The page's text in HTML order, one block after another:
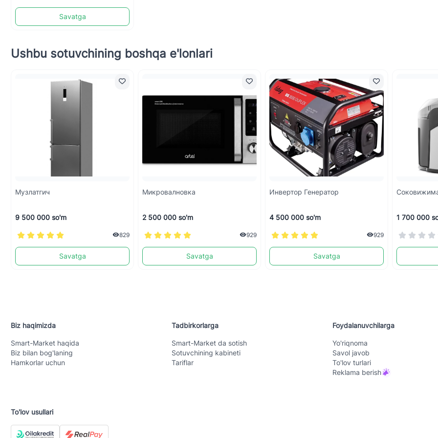
Savatga
Ushbu sotuvchining boshqa e'lonlari
Mузлатгич
9 500 000 so'm
829
Savatga
Микровалновка
2 500 000 so'm
929
Savatga
Инвертор Генератор
4 500 000 so'm
929
Savatga
1 700 000
Biz haqimizda
Smart-Mаrket haqida
Biz bilan bog'laning
Hamkorlar uchun
Tadbirkorlarga
Smart-Mаrket da sotish
Sotuvchining kabineti
Tariflar
Foydalanuvchilarga
Yo'riqnoma
Savol javob
To'lov turlari
Reklama berish
To'lov usullari